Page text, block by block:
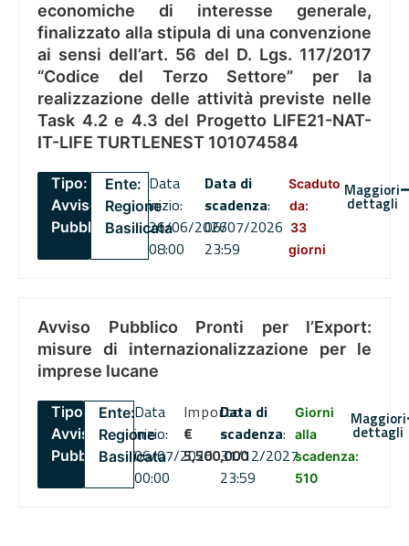
economiche di interesse generale,
finalizzato alla stipula di una convenzione
ai sensi dell’art. 56 del D. Lgs. 117/2017
“Codice del Terzo Settore” per la
realizzazione delle attività previste nelle
Task 4.2 e 4.3 del Progetto LIFE21-NAT-
IT-LIFE TURTLENEST 101074584
Tipo:
Avviso
Pubblico
Ente:
Regione
Basilicata
Data
inizio:
26/06/2026
08:00
Data di
scadenza:
06/07/2026
23:59
Scaduto
da:
33
giorni
Maggiori
dettagli
Avviso Pubblico Pronti per l’Export:
misure di internazionalizzazione per le
imprese lucane
Tipo:
Avviso
Pubblico
Ente:
Regione
Basilicata
Data
inizio:
06/07/2026
00:00
Importo
€
5,500,000
Data di
scadenza:
31/12/2027
23:59
Giorni
alla
scadenza:
510
Maggiori
dettagli